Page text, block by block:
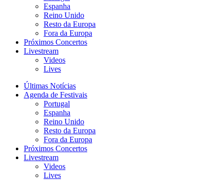
Espanha
Reino Unido
Resto da Europa
Fora da Europa
Próximos Concertos
Livestream
Videos
Lives
Últimas Notícias
Agenda de Festivais
Portugal
Espanha
Reino Unido
Resto da Europa
Fora da Europa
Próximos Concertos
Livestream
Videos
Lives